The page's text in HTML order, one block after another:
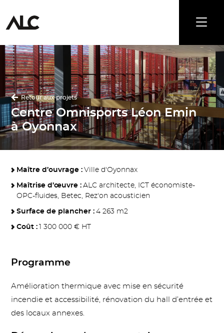
Retour aux projets
Centre Omnisports Léon Emin
à Oyonnax
Programme
Amélioration thermique avec mise en sécurité
incendie et accessibilité, rénovation du hall d’entrée et
des locaux annexes.
Maître d’ouvrage : Ville d'Oyonnax
Maîtrise d’œuvre : ALC architecte, ICT économiste-
OPC-fluides, Betec, Rez'on acousticien
Surface de plancher : 4 263 m2
Coût : 1 300 000 € HT